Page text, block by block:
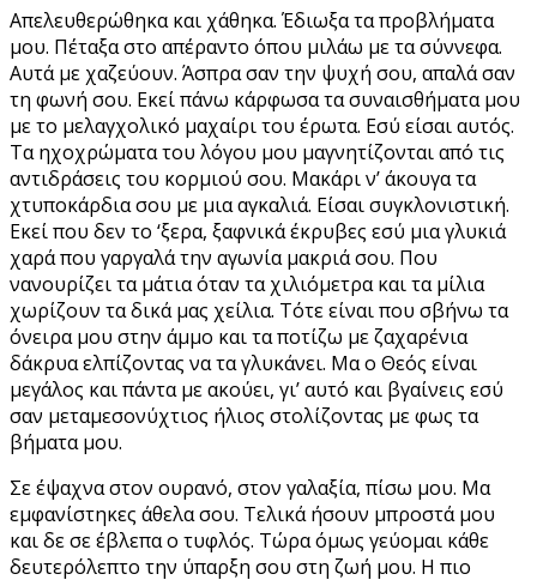
Απελευθερώθηκα και χάθηκα. Έδιωξα τα προβλήματα
μου. Πέταξα στο απέραντο όπου μιλάω με τα σύννεφα.
Αυτά με χαζεύουν. Άσπρα σαν την ψυχή σου, απαλά σαν
τη φωνή σου. Εκεί πάνω κάρφωσα τα συναισθήματα μου
με το μελαγχολικό μαχαίρι του έρωτα. Εσύ είσαι αυτός.
Τα ηχοχρώματα του λόγου μου μαγνητίζονται από τις
αντιδράσεις του κορμιού σου. Μακάρι ν’ άκουγα τα
χτυποκάρδια σου με μια αγκαλιά. Είσαι συγκλονιστική.
Εκεί που δεν το ‘ξερα, ξαφνικά έκρυβες εσύ μια γλυκιά
χαρά που γαργαλά την αγωνία μακριά σου. Που
νανουρίζει τα μάτια όταν τα χιλιόμετρα και τα μίλια
χωρίζουν τα δικά μας χείλια. Τότε είναι που σβήνω τα
όνειρα μου στην άμμο και τα ποτίζω με ζαχαρένια
δάκρυα ελπίζοντας να τα γλυκάνει. Μα ο Θεός είναι
μεγάλος και πάντα με ακούει, γι’ αυτό και βγαίνεις εσύ
σαν μεταμεσονύχτιος ήλιος στολίζοντας με φως τα
βήματα μου.
Σε έψαχνα στον ουρανό, στον γαλαξία, πίσω μου. Μα
εμφανίστηκες άθελα σου. Τελικά ήσουν μπροστά μου
και δε σε έβλεπα ο τυφλός. Τώρα όμως γεύομαι κάθε
δευτερόλεπτο την ύπαρξη σου στη ζωή μου. Η πιο